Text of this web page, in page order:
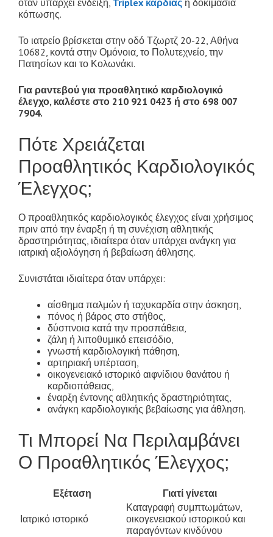
κόπωσης.
Το ιατρείο βρίσκεται στην οδό Τζωρτζ 20-22, Αθήνα
10682, κοντά στην Ομόνοια, το Πολυτεχνείο, την
Πατησίων και το Κολωνάκι.
Για ραντεβού για προαθλητικό καρδιολογικό
έλεγχο, καλέστε στο 210 921 0423 ή στο 698 007
7904.
Πότε Χρειάζεται
Προαθλητικός Καρδιολογικός
Έλεγχος;
Ο προαθλητικός καρδιολογικός έλεγχος είναι χρήσιμος
πριν από την έναρξη ή τη συνέχιση αθλητικής
δραστηριότητας, ιδιαίτερα όταν υπάρχει ανάγκη για
ιατρική αξιολόγηση ή βεβαίωση άθλησης.
Συνιστάται ιδιαίτερα όταν υπάρχει:
αίσθημα παλμών ή ταχυκαρδία στην άσκηση,
πόνος ή βάρος στο στήθος,
δύσπνοια κατά την προσπάθεια,
ζάλη ή λιποθυμικό επεισόδιο,
γνωστή καρδιολογική πάθηση,
αρτηριακή υπέρταση,
οικογενειακό ιστορικό αιφνίδιου θανάτου ή
καρδιοπάθειας,
έναρξη έντονης αθλητικής δραστηριότητας,
ανάγκη καρδιολογικής βεβαίωσης για άθληση.
Τι Μπορεί Να Περιλαμβάνει
Ο Προαθλητικός Έλεγχος;
Εξέταση Γιατί γίνεται
Ιατρικό ιστορικό
Καταγραφή συμπτωμάτων,
οικογενειακού ιστορικού και
παραγόντων κινδύνου